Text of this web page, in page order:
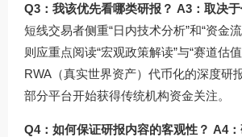
Q3：我该优先看哪类研报？ A3：取决于
短线交易者侧重“日内技术分析”和“资金
则应重点阅读“宏观政策解读”与“赛道估
RWA（真实世界资产）代币化的深度研
部分平台开始获得传统机构资金关注。
Q4：如何保证研报内容的客观性？ A4